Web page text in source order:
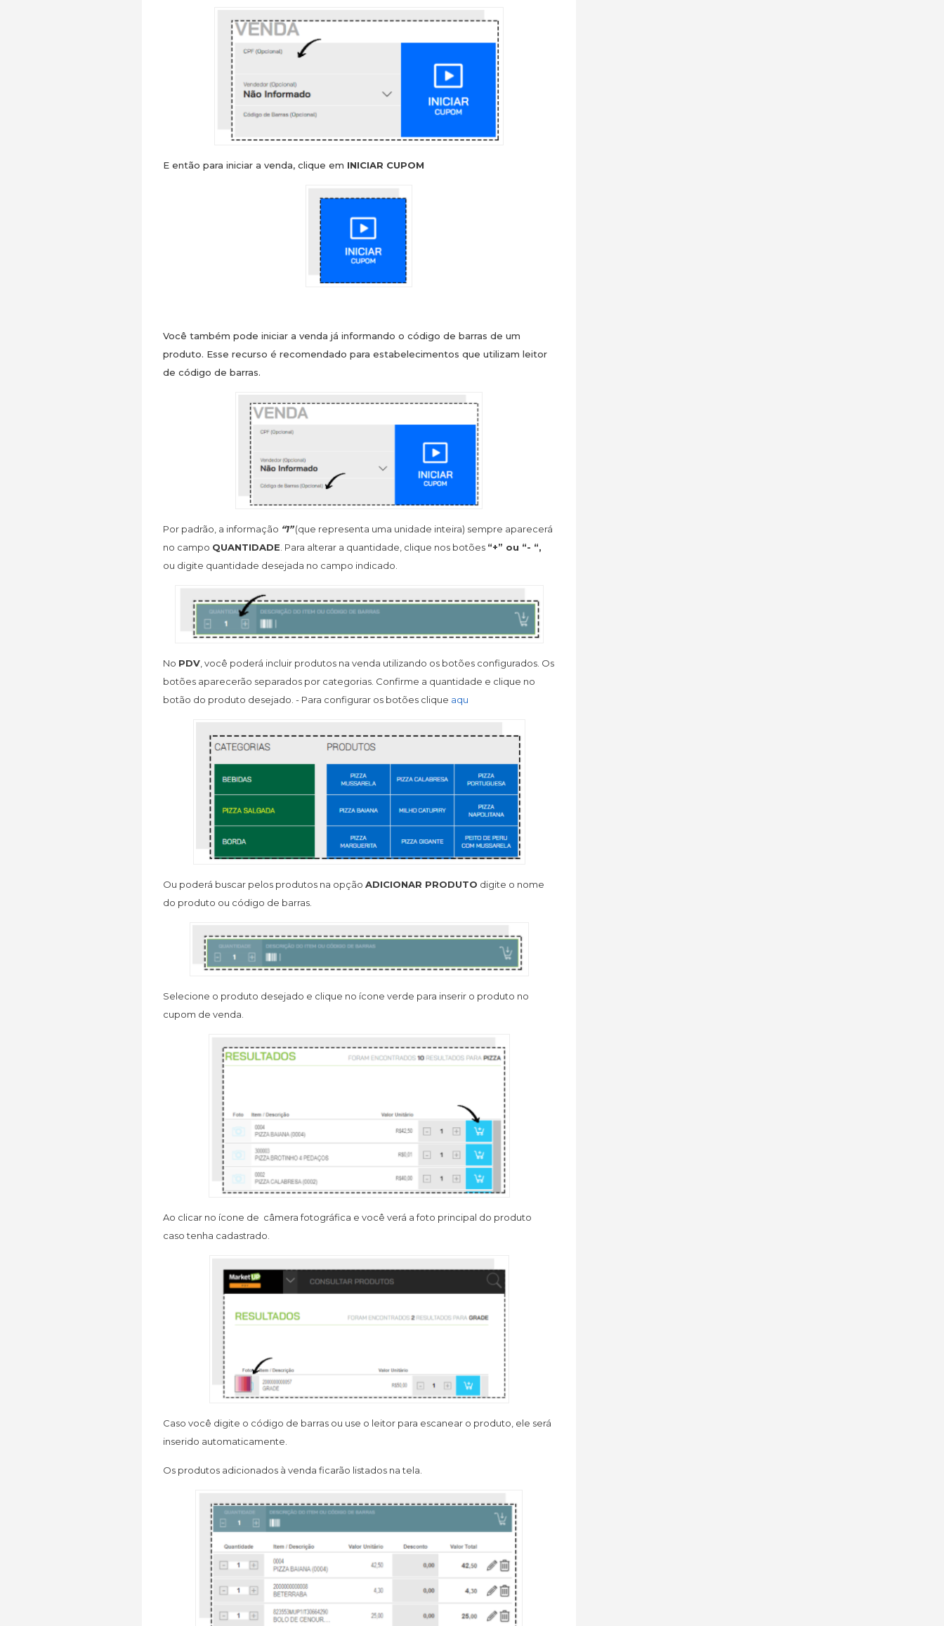
E então para iniciar a venda, clique em INICIAR CUPOM
Você também pode iniciar a venda já informando o código de barras de um
produto. Esse recurso é recomendado para estabelecimentos que utilizam leitor
de código de barras.
Por padrão, a informação “1”(que representa uma unidade inteira) sempre aparecerá
no campo QUANTIDADE . Para alterar a quantidade, clique nos botões “+” ou “- “,
ou digite quantidade desejada no campo indicado.
No PDV , você poderá incluir produtos na venda utilizando os botões configurados. Os
botões aparecerão separados por categorias. Confirme a quantidade e clique no
botão do produto desejado. - Para configurar os botões clique aqu
Ou poderá buscar pelos produtos na opção ADICIONAR PRODUTO digite o nome
do produto ou código de barras.
Selecione o produto desejado e clique no ícone verde para inserir o produto no
cupom de venda.
Ao clicar no ícone de câmera fotográfica e você verá a foto principal do produto
caso tenha cadastrado.
Caso você digite o código de barras ou use o leitor para escanear o produto, ele será
inserido automaticamente.
Os produtos adicionados à venda ficarão listados na tela.